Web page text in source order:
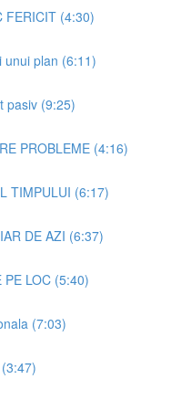
FERICIT (4:30)
plan (6:11)
pasiv (9:25)
PROBLEME (4:16)
TIMPULUI (6:17)
DE AZI (6:37)
LOC (5:40)
(7:03)